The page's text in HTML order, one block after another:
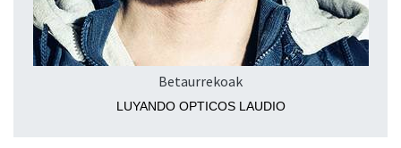
Betaurrekoak
LUYANDO OPTICOS LAUDIO